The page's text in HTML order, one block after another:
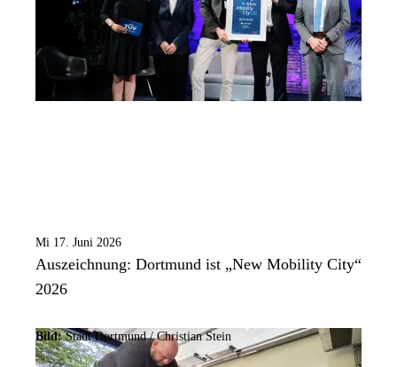
Mi 17. Juni 2026
Auszeichnung: Dortmund ist „New Mobility City“
2026
Bild:Stadt Dortmund /Christian Stein